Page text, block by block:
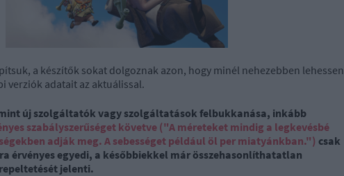
a készítők sokat dolgoznak azon, hogy minél nehezebben lehessen
verziók adatait az aktuálissal.
új szolgáltatók vagy szolgáltatások felbukkanása, inkább
szabályszerűséget követve ("A méreteket mindig a legkevésbé
adják meg. A sebességet például öl per miatyánkban.") csak
érvényes egyedi, a későbbiekkel már összehasonlíthatatlan
jelenti.